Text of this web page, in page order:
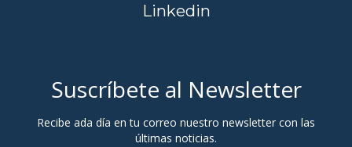
Linkedin
Suscríbete al Newsletter
Recibe ada día en tu correo nuestro newsletter con las
últimas noticias.